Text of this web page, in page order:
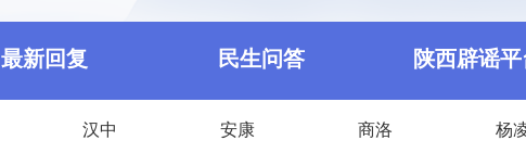
最新回复 民生问答 陕西辟谣
汉中 安康 商洛 杨